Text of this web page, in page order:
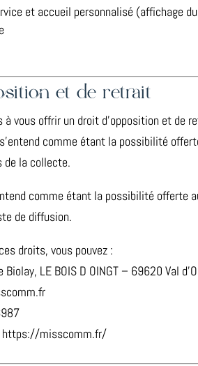
et accueil personnalisé (affichage
et de retrait
à vous offrir un droit d’opposition et de
comme étant la possibilité
de la collecte.
comme étant la possibilité offerte
de diffusion.
droits, vous pouvez :
LE BOIS D OINGT – 69620 Val
https://misscomm.fr/